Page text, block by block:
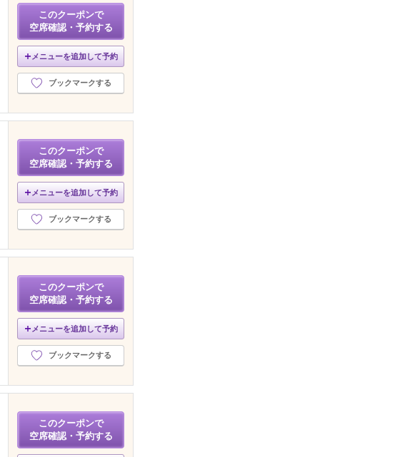
このクーポンで
空席確認・予約する
メニューを追加して予約
ブックマークする
このクーポンで
空席確認・予約する
メニューを追加して予約
ブックマークする
このクーポンで
空席確認・予約する
メニューを追加して予約
ブックマークする
このクーポンで
空席確認・予約する